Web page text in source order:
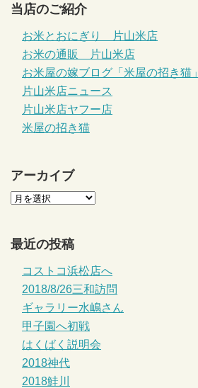
当店のご紹介
お米とおにぎり 片山米店
お米の通販 片山米店
お米屋の嫁ブログ「米屋の招き猫」
片山米店ニュース
片山米店ヤフー店
米屋の招き猫
アーカイブ
最近の投稿
コストコ浜松店へ
2018/8/26三和訪問
ギャラリー水嶋さん
甲子園へ初戦
はくばく説明会
2018神代
2018鮭川